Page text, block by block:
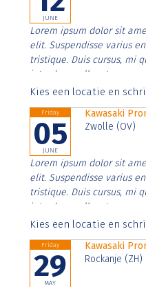
JUNE
Lorem ipsum dolor sit
elit. Suspendisse varius
tristique. Duis cursus, mi
interdum nulla, ut
Aenean faucibus nibh et
Kies een locatie en
Friday
05
JUNE
Kawasaki
Zwolle (OV)
Lorem ipsum dolor sit
elit. Suspendisse varius
tristique. Duis cursus, mi
interdum nulla, ut
Aenean faucibus nibh et
Kies een locatie en
Friday
29
MAY
Kawasaki
Rockanje (ZH)